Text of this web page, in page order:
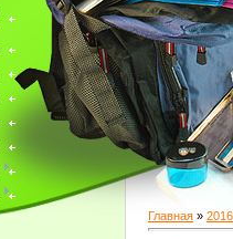
Главная » 2016